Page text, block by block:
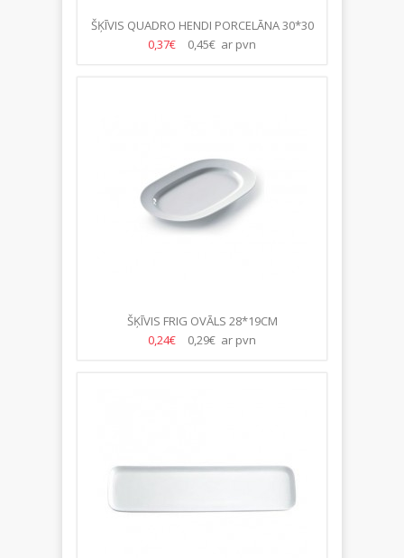
ŠĶĪVIS QUADRO HENDI PORCELĀNA 30*30
0,37€
0,45€ ar pvn
ŠĶĪVIS FRIG OVĀLS 28*19CM
0,24€
0,29€ ar pvn